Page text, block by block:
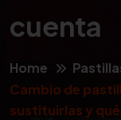
cuenta
Home
Cambio de
sustituirlas y